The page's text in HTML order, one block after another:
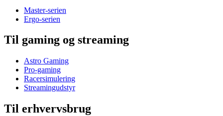
Master-serien
Ergo-serien
Til gaming og streaming
Astro Gaming
Pro-gaming
Racersimulering
Streamingudstyr
Til erhvervsbrug